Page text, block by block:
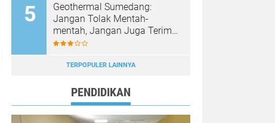
Kondusif
Geothermal Sumedang:
Jangan Tolak Mentah-
mentah, Jangan Juga Terima
Buta. Selamatkan Alam,
TERPOPULER LAINNYA
PENDIDIKAN